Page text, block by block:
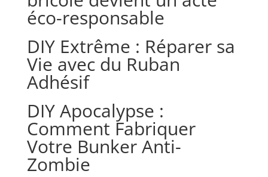
éco-responsable
DIY Extrême : Réparer sa
Vie avec du Ruban
Adhésif
DIY Apocalypse :
Comment Fabriquer
Votre Bunker Anti-
Zombie